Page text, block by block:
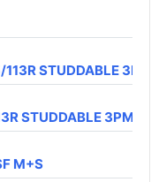
113R STUDDABLE
STUDDABLE 3PMSF
M+S